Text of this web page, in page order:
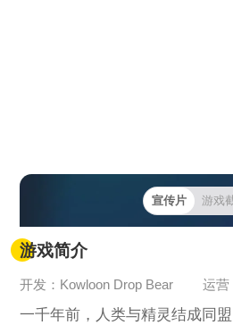
宣传片 游戏
游戏简介
开发：Kowloon Drop Bear 运营
一千年前，人类与精灵结成同